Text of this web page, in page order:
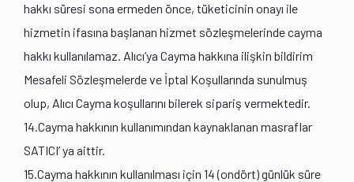
hakkı süresi sona ermeden önce, tüketicinin onayı ile
hizmetin ifasına başlanan hizmet sözleşmelerinde cayma
hakkı kullanılamaz. Alıcı’ya Cayma hakkına ilişkin bildirim
Mesafeli Sözleşmelerde ve İptal Koşullarında sunulmuş
olup, Alıcı Cayma koşullarını bilerek sipariş vermektedir.
14.Cayma hakkının kullanımından kaynaklanan masraflar
SATICI’ ya aittir.
15.Cayma hakkının kullanılması için 14 (ondört) günlük süre